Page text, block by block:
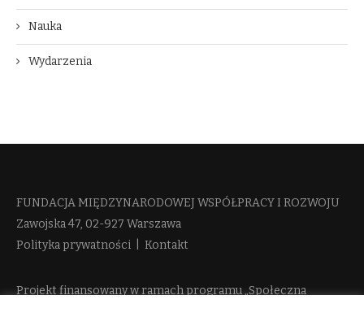
Nauka
Wydarzenia
FUNDACJA MIĘDZYNARODOWEJ WSPÓŁPRACY I ROZWOJU​
Zawojska 47, 02-927 Warszawa
Polityka prywatności
Kontakt
Projekt finansowany w ramach programu „Społeczna